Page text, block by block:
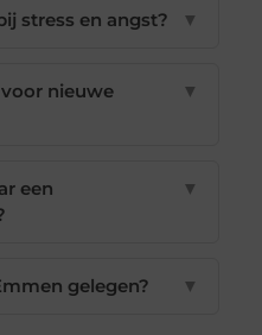
stress en angst? ▼
nieuwe
▼
een
▼
gelegen? ▼